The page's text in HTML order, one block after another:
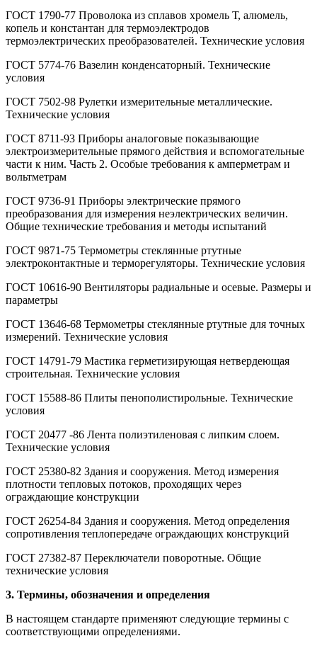
ГОСТ 1790-77 Проволока из сплавов хромель Т, алюмель,
копель и константан для термоэлектродов
термоэлектрических преобразователей. Технические условия
ГОСТ 5774-76 Вазелин конденсаторный. Технические
условия
ГОСТ 7502-98 Рулетки измерительные металлические.
Технические условия
ГОСТ 8711-93 Приборы аналоговые показывающие
электроизмерительные прямого действия и вспомогательные
части к ним. Часть 2. Особые требования к амперметрам и
вольтметрам
ГОСТ 9736-91 Приборы электрические прямого
преобразования для измерения неэлектрических величин.
Общие технические требования и методы испытаний
ГОСТ 9871-75 Термометры стеклянные ртутные
электроконтактные и терморегуляторы. Технические условия
ГОСТ 10616-90 Вентиляторы радиальные и осевые. Размеры и
параметры
ГОСТ 13646-68 Термометры стеклянные ртутные для точных
измерений. Технические условия
ГОСТ 14791-79 Мастика герметизирующая нетвердеющая
строительная. Технические условия
ГОСТ 15588-86 Плиты пенополистирольные. Технические
условия
ГОСТ 20477 -86 Лента полиэтиленовая с липким слоем.
Технические условия
ГОСТ 25380-82 Здания и сооружения. Метод измерения
плотности тепловых потоков, проходящих через
ограждающие конструкции
ГОСТ 26254-84 Здания и сооружения. Метод определения
сопротивления теплопередаче ограждающих конструкций
ГОСТ 27382-87 Переключатели поворотные. Общие
технические условия
3. Термины, обозначения и определения
В настоящем стандарте применяют следующие термины с
соответствующими определениями.